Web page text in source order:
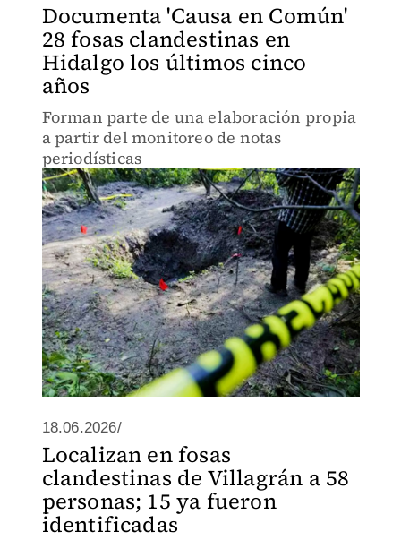
Documenta 'Causa en Común'
28 fosas clandestinas en
Hidalgo los últimos cinco
años
Forman parte de una elaboración propia
a partir del monitoreo de notas
periodísticas
18.06.2026/
Localizan en fosas
clandestinas de Villagrán a 58
personas; 15 ya fueron
identificadas